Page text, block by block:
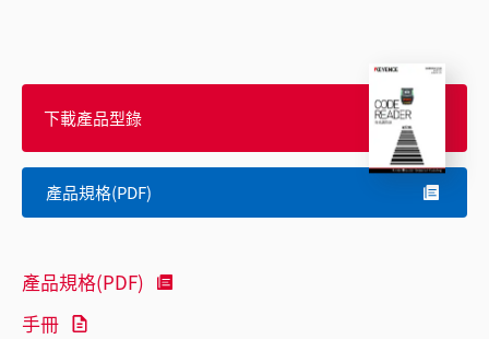
下載產品型錄
產品規格(PDF)
產品規格(PDF)
手冊